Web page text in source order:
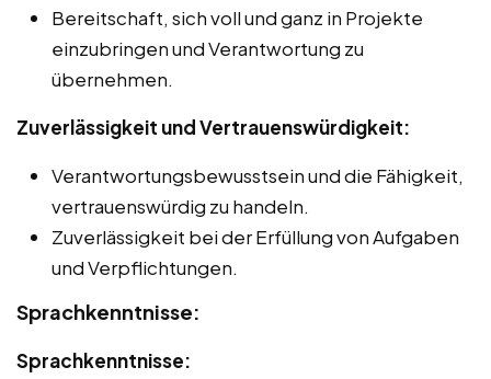
Bereitschaft, sich voll und ganz in Projekte
einzubringen und Verantwortung zu
übernehmen.
Zuverlässigkeit und Vertrauenswürdigkeit:
Verantwortungsbewusstsein und die Fähigkeit,
vertrauenswürdig zu handeln.
Zuverlässigkeit bei der Erfüllung von Aufgaben
und Verpflichtungen.
Sprachkenntnisse:
Sprachkenntnisse: